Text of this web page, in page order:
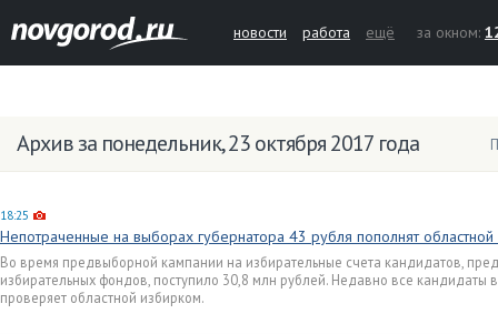
новости работа ещё за окном:
Архив за понедельник, 23 октября 2017 года
18:25
Непотраченные на выборах губернатора 43 рубля пополнят
Во время предвыборной кампании на избирательные счета кандидатов,
избирательных фондов, поступило 30,8 млн рублей. Недавно все кандидаты
проверяет областной избирком.